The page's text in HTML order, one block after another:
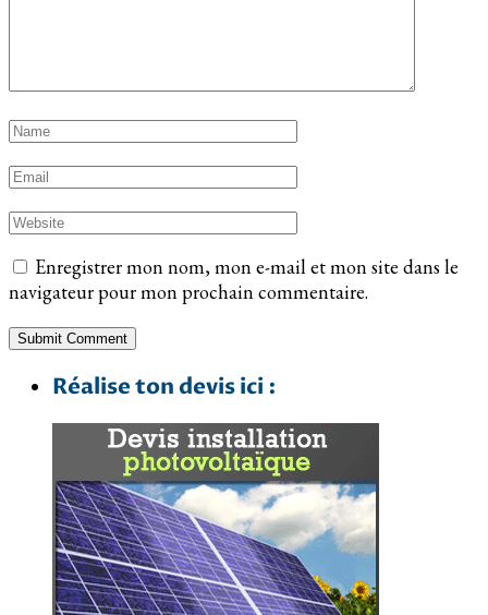
Enregistrer mon nom, mon e-mail et mon site dans le
navigateur pour mon prochain commentaire.
Réalise ton devis ici :